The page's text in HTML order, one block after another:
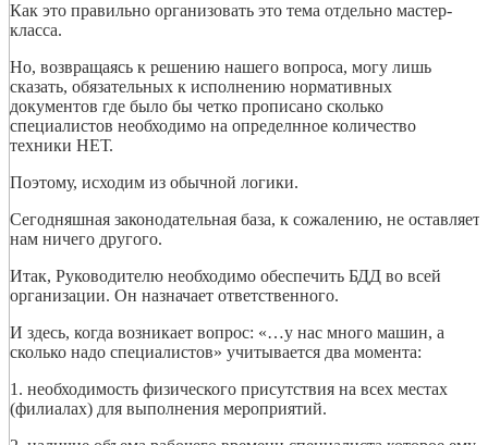
Как это правильно организовать это тема отдельно мастер-
класса.
Но, возвращаясь к решению нашего вопроса, могу лишь
сказать, обязательных к исполнению нормативных
документов где было бы четко прописано сколько
специалистов необходимо на определнное количество
техники НЕТ.
Поэтому, исходим из обычной логики.
Сегодняшная законодательная база, к сожалению, не оставляет
нам ничего другого.
Итак, Руководителю необходимо обеспечить БДД во всей
организации. Он назначает ответственного.
И здесь, когда возникает вопрос: «…у нас много машин, а
сколько надо специалистов» учитывается два момента:
1. необходимость физического присутствия на всех местах
(филиалах) для выполнения мероприятий.